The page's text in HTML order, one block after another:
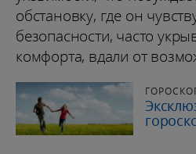
обстановку, где он
безопасности, часто
комфорта, вдали от